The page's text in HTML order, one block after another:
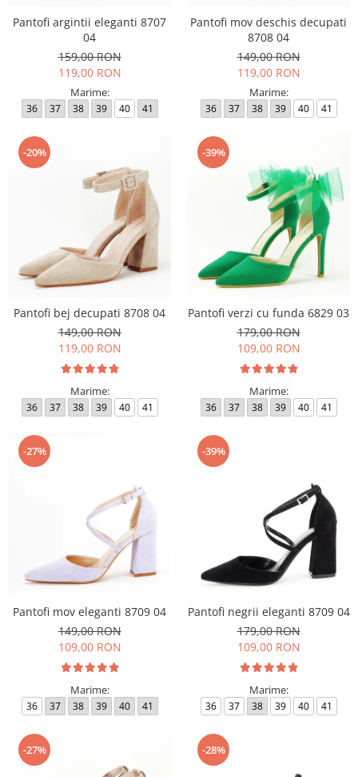
Pantofi argintii eleganti 8707
04
159,00 RON
119,00 RON
Marime:
36 37 38 39 40 41
Pantofi mov deschis decupati
8708 04
149,00 RON
119,00 RON
Marime:
36 37 38 39 40 41
-20%
Pantofi bej decupati 8708 04
149,00 RON
119,00 RON
Marime:
36 37 38 39 40 41
-39%
Pantofi verzi cu funda 6829 03
179,00 RON
109,00 RON
Marime:
36 37 38 39 40 41
-27%
Pantofi mov eleganti 8709 04
149,00 RON
109,00 RON
Marime:
36 37 38 39 40 41
-39%
Pantofi negrii eleganti 8709 04
179,00 RON
109,00 RON
Marime:
36 37 38 39 40 41
-27% -28%